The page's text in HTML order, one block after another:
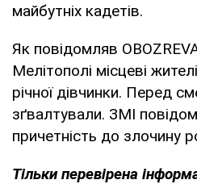
майбутніх кадетів.
Як повідомляв
Мелітополі місцеві жителі
річної дівчинки. Перед
зґвалтували. ЗМІ
причетність до злочину
Тільки перевірена